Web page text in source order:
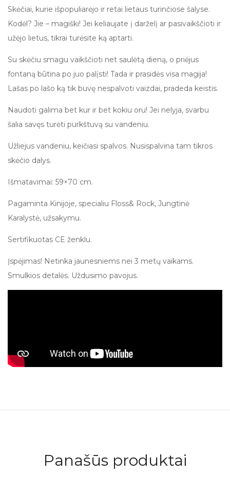
Skėčiai, kurie išpopuliarėjo ir retai lietaus turinčiose šalyse.
Kodėl? Jie – magiški! Jei keliaujate į darželį ar pasivaikščioti ir
užėjo lietus, tikrai turėsite ką aptarti.
Su skėčiu smagu vaikščioti net saulėtą dieną, o priėjus
fontaną būtina po juo palįsti! Tada ir prasidės visa magija!
Lašas po lašo ką tik buvę nespalvoti vaizdai, pradeda keistis.
Naudoti galima bet kur ir bet kokiu oru! Jei nelyja, svarbu
šalia savęs turėti purkštuvą su vandeniu.
Užliejus vandeniu, keičiasi spalvos. Nusispalvina tam tikros
skėčio dalys.
Išmatavimai: 59×70 cm.
Pagaminta Kinijoje, specialiu Floss& Rock, Jungtinė
Karalystė, užsakymu.
Sertifikuotas CE ženklu.
Įspėjimas! Netinka jaunesniems nei 3 metų vaikams.
Smulkios detalės. Uždusimo pavojus.
Panašūs produktai